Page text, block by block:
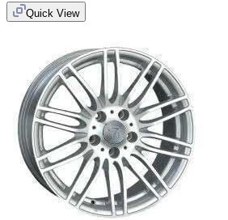
Quick View